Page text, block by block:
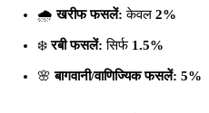
🌧️खरीफ फसलें: केवल 2%
❄️रबी फसलें: सिर्फ 1.5%
🌸बागवानी/वाणिज्यिक फसलें: 5%